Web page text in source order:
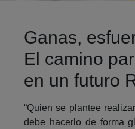
Ganas,
El camino
en un futuro
“Quien se plantee
debe hacerlo de forma